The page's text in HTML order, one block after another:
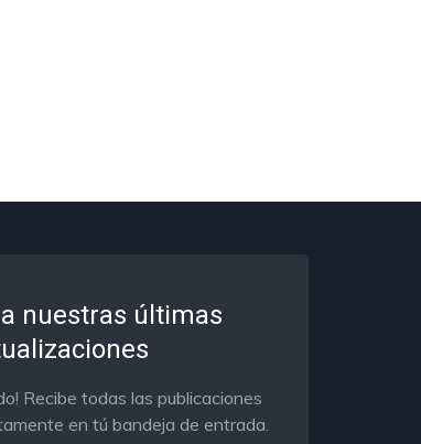
nuestras últimas
Recibe todas las publicaciones
en tú bandeja de entrada.